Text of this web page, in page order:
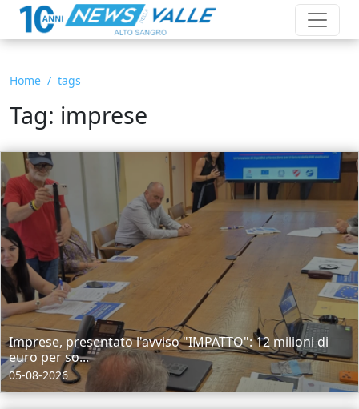
Home tags
Tag: imprese
Imprese, presentato l'avviso "IMPATTO": 12 milioni di
euro per so...
05-08-2026